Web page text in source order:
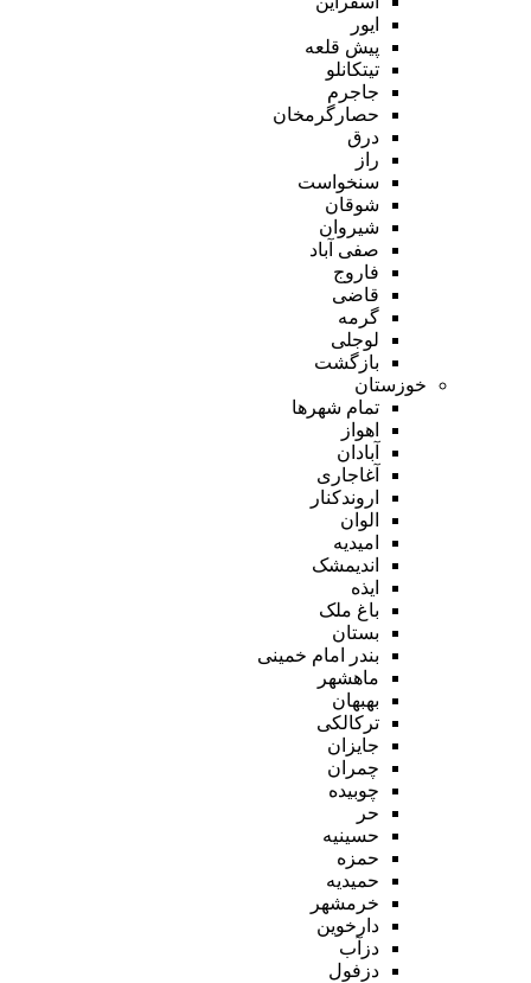
ایور
پیش قلعه
تیتکانلو
جاجرم
حصارگرمخان
درق
راز
سنخواست
شوقان
شیروان
صفی آباد
فاروج
قاضی
گرمه
لوجلی
بازگشت
خوزستان
تمام شهر‌ها
اهواز
آبادان
آغاجاری
اروندکنار
الوان
امیدیه
اندیمشک
ایذه
باغ ملک
بستان
بندر امام خمینی
ماهشهر
بهبهان
ترکالکی
جایزان
چمران
چوبیده
حر
حسینیه
حمزه
حمیدیه
خرمشهر
دارخوین
دزآب
دزفول